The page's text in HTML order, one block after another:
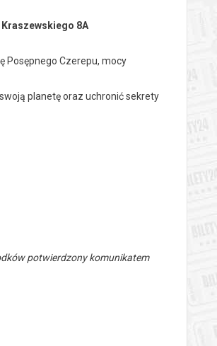
8A
Posępnego Czerepu, mocy
planetę oraz uchronić sekrety
potwierdzony komunikatem